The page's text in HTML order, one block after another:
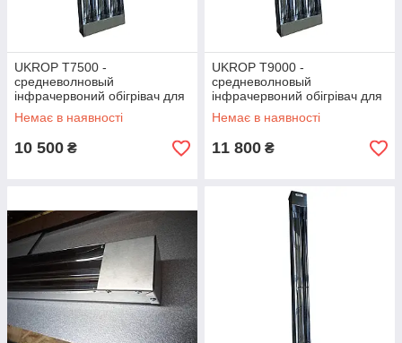
UKROP T7500 -
средневолновый
інфрачервоний обігрівач для
теплиць, тварин, холодних
будівель
Немає в наявності
10 500 ₴
UKROP T9000 -
средневолновый
інфрачервоний обігрівач для
теплиць, тварин, холодних
будівель
Немає в наявності
11 800 ₴